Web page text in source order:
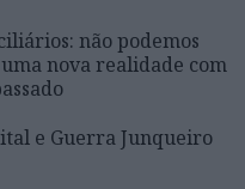
não podemos
nova realidade com
e Guerra Junqueiro